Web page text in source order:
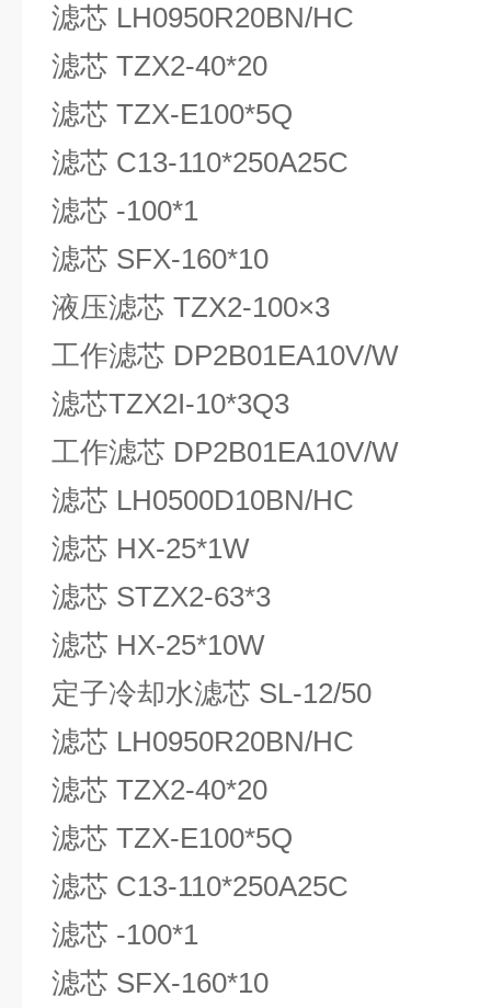
滤芯 LH0950R20BN/HC
滤芯 TZX2-40*20
滤芯 TZX-E100*5Q
滤芯 C13-110*250A25C
滤芯 -100*1
滤芯 SFX-160*10
液压滤芯 TZX2-100×3
工作滤芯 DP2B01EA10V/W
滤芯TZX2I-10*3Q3
工作滤芯 DP2B01EA10V/W
滤芯 LH0500D10BN/HC
滤芯 HX-25*1W
滤芯 STZX2-63*3
滤芯 HX-25*10W
定子冷却水滤芯 SL-12/50
滤芯 LH0950R20BN/HC
滤芯 TZX2-40*20
滤芯 TZX-E100*5Q
滤芯 C13-110*250A25C
滤芯 -100*1
滤芯 SFX-160*10